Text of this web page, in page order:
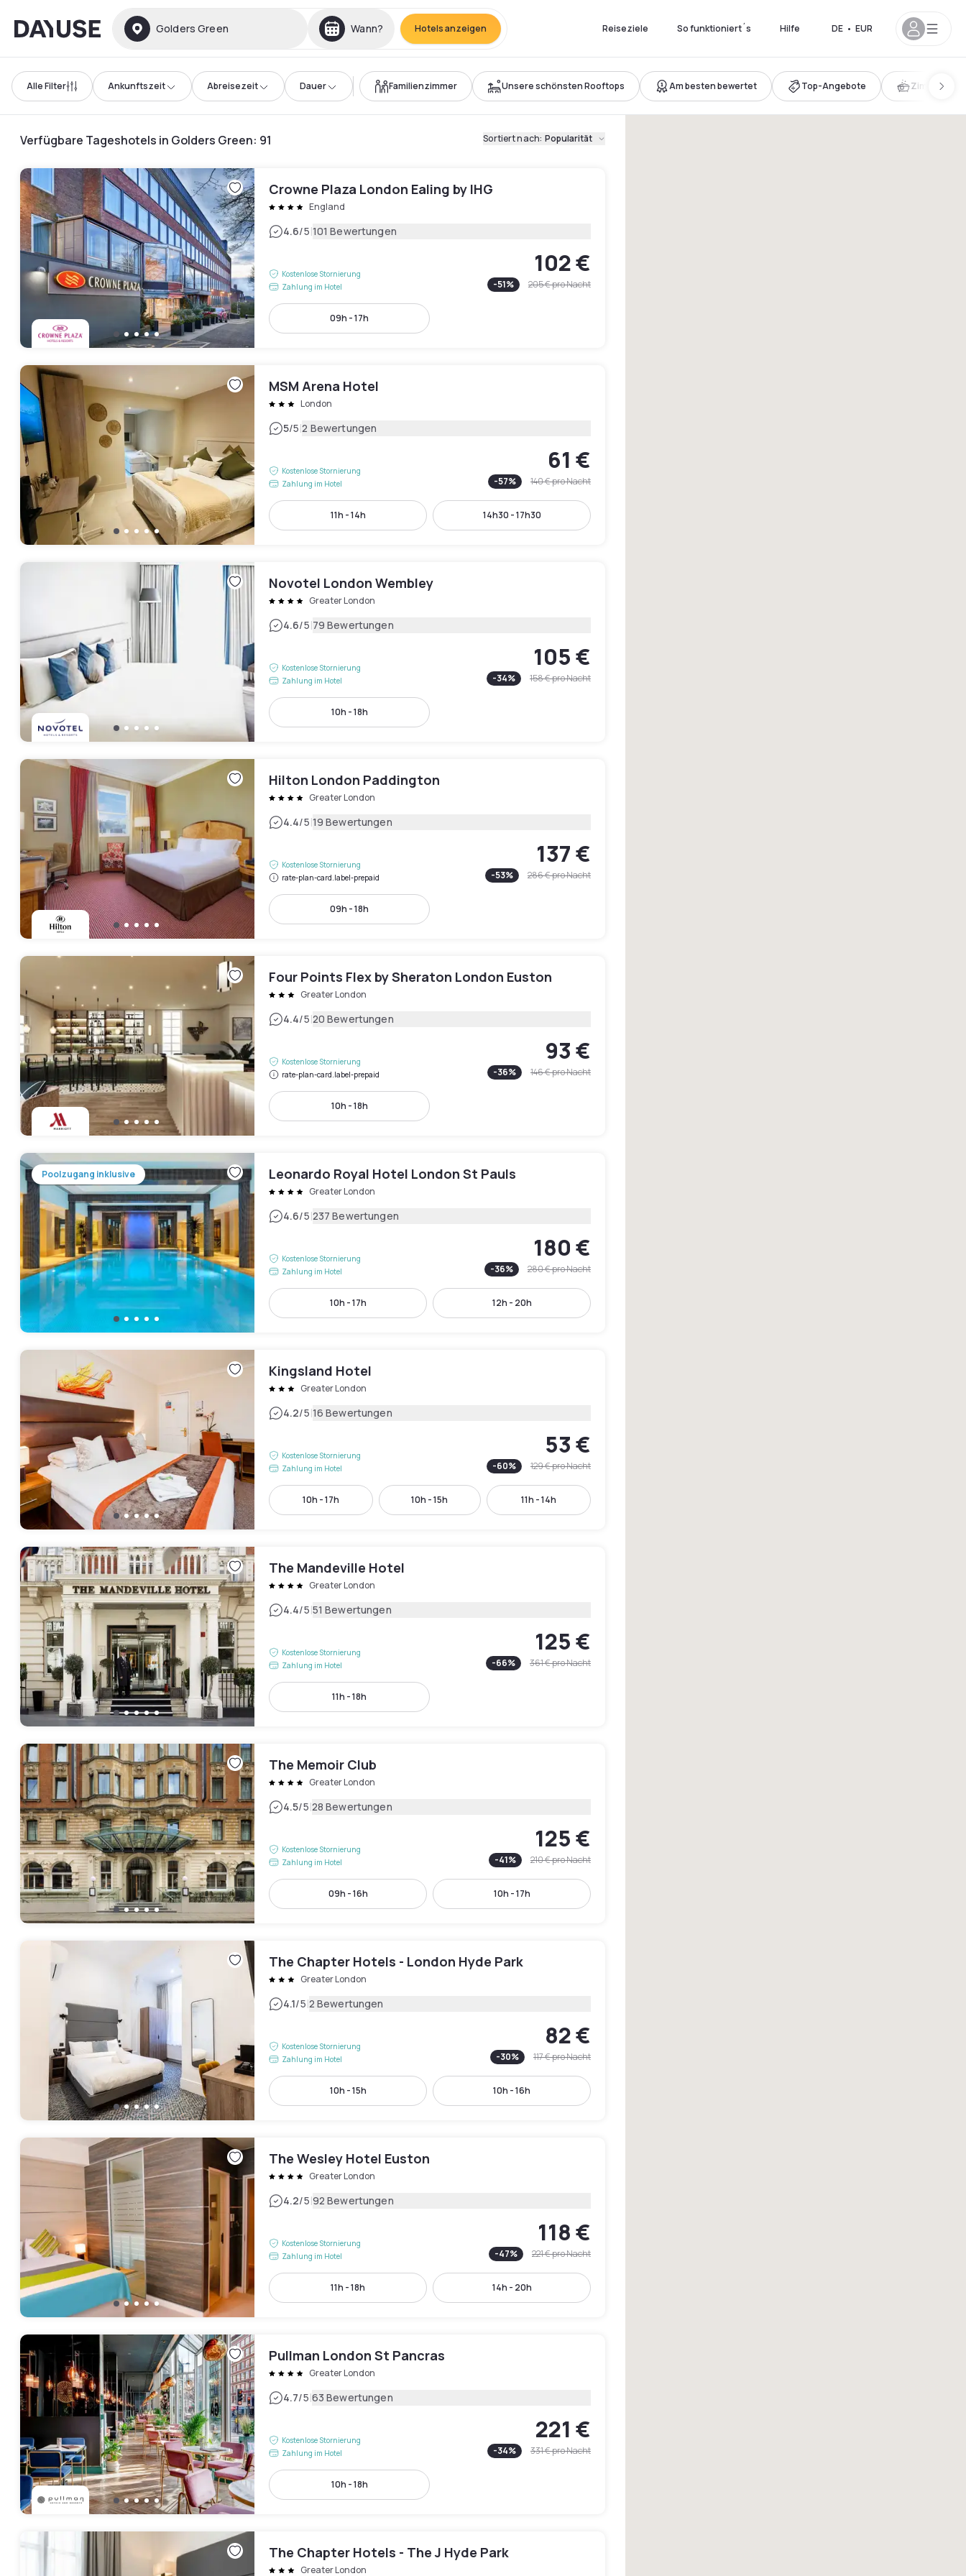
Dayuse Golders Green Wann? Hotels anzeigen Reiseziele So funktioniert´s Hilfe DE • EUR
Alle Filter Ankunftszeit Abreisezeit Dauer Familienzimmer Unsere schönsten Rooftops Am besten bewertet Top-Angebote Zimmer mit
Verfügbare Tageshotels in Golders Green: 91 Sortiert nach: Popularität
Crowne Plaza London Ealing by IHG
England
4.6/5|101 Bewertungen
Kostenlose Stornierung
Zahlung im Hotel
102 €
-51% 205 €pro Nacht
09h - 17h
MSM Arena Hotel
London
5/5|2 Bewertungen
Kostenlose Stornierung
Zahlung im Hotel
61 €
-57% 140 €pro Nacht
11h - 14h 14h30 - 17h30
Novotel London Wembley
Greater London
4.6/5|79 Bewertungen
Kostenlose Stornierung
Zahlung im Hotel
105 €
-34% 158 €pro Nacht
10h - 18h
Hilton London Paddington
Greater London
4.4/5|19 Bewertungen
Kostenlose Stornierung
rate-plan-card.label-prepaid
137 €
-53% 286 €pro Nacht
09h - 18h
Four Points Flex by Sheraton London Euston
Greater London
4.4/5|20 Bewertungen
Kostenlose Stornierung
rate-plan-card.label-prepaid
93 €
-36% 146 €pro Nacht
10h - 18h
Poolzugang inklusive Leonardo Royal Hotel London St Pauls
Greater London
4.6/5|237 Bewertungen
Kostenlose Stornierung
Zahlung im Hotel
180 €
-36% 280 €pro Nacht
10h - 17h 12h - 20h
Kingsland Hotel
Greater London
4.2/5|16 Bewertungen
Kostenlose Stornierung
Zahlung im Hotel
53 €
-60% 129 €pro Nacht
10h - 17h 10h - 15h 11h - 14h
The Mandeville Hotel
Greater London
4.4/5|51 Bewertungen
Kostenlose Stornierung
Zahlung im Hotel
125 €
-66% 361 €pro Nacht
11h - 18h
The Memoir Club
Greater London
4.5/5|28 Bewertungen
Kostenlose Stornierung
Zahlung im Hotel
125 €
-41% 210 €pro Nacht
09h - 16h 10h - 17h
The Chapter Hotels - London Hyde Park
Greater London
4.1/5|2 Bewertungen
Kostenlose Stornierung
Zahlung im Hotel
82 €
-30% 117 €pro Nacht
10h - 15h 10h - 16h
The Wesley Hotel Euston
Greater London
4.2/5|92 Bewertungen
Kostenlose Stornierung
Zahlung im Hotel
118 €
-47% 221 €pro Nacht
11h - 18h 14h - 20h
Pullman London St Pancras
Greater London
4.7/5|63 Bewertungen
Kostenlose Stornierung
Zahlung im Hotel
221 €
-34% 331 €pro Nacht
10h - 18h
The Chapter Hotels - The J Hyde Park
Greater London